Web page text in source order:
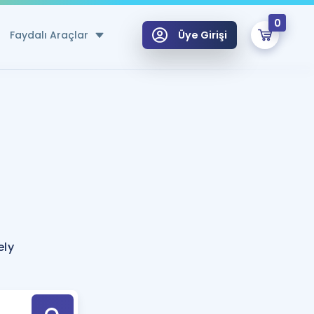
Faydalı Araçlar
Hesaplama Aracı
için Öneriler
Tek Takvimde
Üye Girişi
0
Hoca ile seni sınava hazırlayacak onlarca eğitim seni bekliyor!